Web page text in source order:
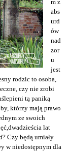
m z
abs
urd
ów
nad
zor
u
jest
rodzic to osoba,
czy nie zrobi
tą paniką
którzy mają prawo
ze swoich
lat
? Czy będą umiały
w niedostępnym dla